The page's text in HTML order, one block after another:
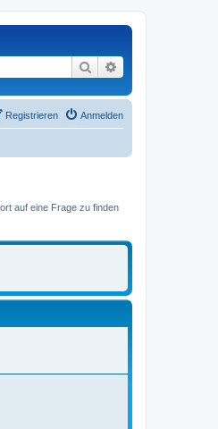
Suche
Anmelden
Registrieren
auf eine Frage zu finden